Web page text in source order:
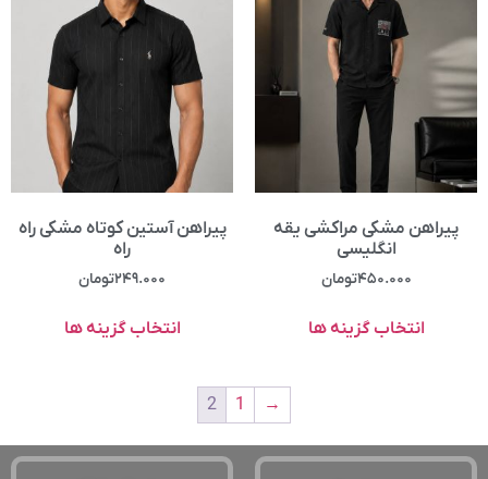
پیراهن مشکی مراکشی یقه
انگلیسی
۴۵۰.۰۰۰تومان
انتخاب گزینه ها
پیراهن آستین کوتاه مشکی راه
راه
۲۴۹.۰۰۰تومان
انتخاب گزینه ها
→
1
2